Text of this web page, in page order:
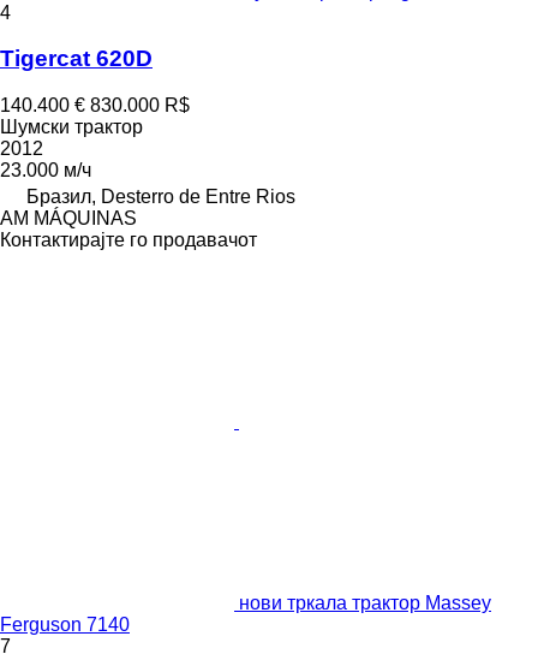
4
Tigercat 620D
140.400 € 830.000 R$
Шумски трактор
2012
23.000 м/ч
Бразил, Desterro de Entre Rios
AM MÁQUINAS
Контактирајте го продавачот
нови тркала трактор Massey
Ferguson 7140
7